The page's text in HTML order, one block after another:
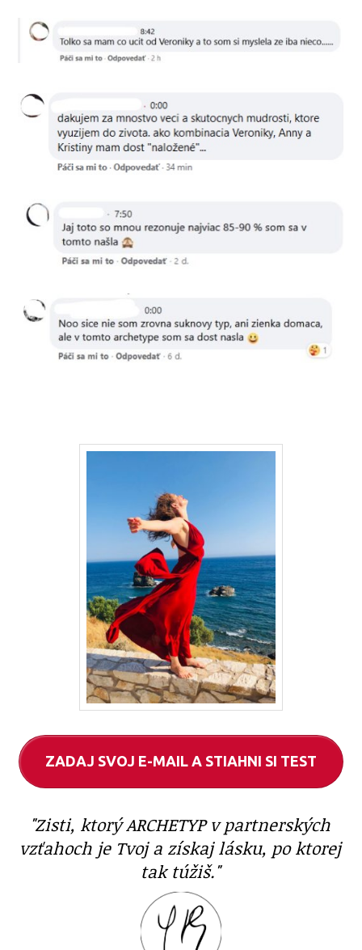
ZADAJ SVOJ E-MAIL A STIAHNI SI TEST
"Zisti, ktorý ARCHETYP v partnerských
vzťahoch je Tvoj a získaj lásku, po ktorej
tak túžiš."